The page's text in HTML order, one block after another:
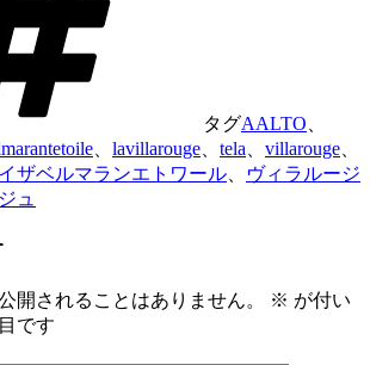
タグAALTO
lavillarouge tela villarouge
イザベルマランエトワール
ヴィラルージ
ュ
開されることはありません。 ※ が付い
です